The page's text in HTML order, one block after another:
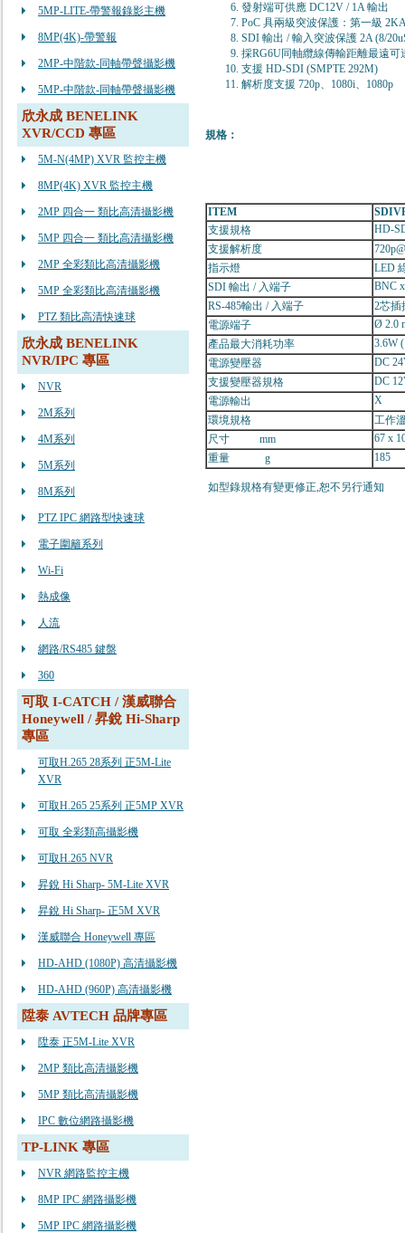
5MP-LITE-帶警報錄影主機
8MP(4K)-帶警報
2MP-中階款-同軸帶聲攝影機
5MP-中階款-同軸帶聲攝影機
欣永成 BENELINK
XVR/CCD 專區
5M-N(4MP) XVR 監控主機
8MP(4K) XVR 監控主機
2MP 四合一 類比高清攝影機
5MP 四合一 類比高清攝影機
2MP 全彩類比高清攝影機
5MP 全彩類比高清攝影機
PTZ 類比高清快速球
欣永成 BENELINK
NVR/IPC 專區
NVR
2M系列
4M系列
5M系列
8M系列
PTZ IPC 網路型快速球
電子圍籬系列
Wi-Fi
熱成像
人流
網路/RS485 鍵盤
360
可取 I-CATCH / 漢威聯合
Honeywell / 昇銳 Hi-Sharp
專區
可取H.265 28系列 正5M-Lite
XVR
可取H.265 25系列 正5MP XVR
可取 全彩類高攝影機
可取H.265 NVR
昇銳 Hi Sharp- 5M-Lite XVR
昇銳 Hi Sharp- 正5M XVR
漢威聯合 Honeywell 專區
HD-AHD (1080P) 高清攝影機
HD-AHD (960P) 高清攝影機
陞泰 AVTECH 品牌專區
陞泰 正5M-Lite XVR
2MP 類比高清攝影機
5MP 類比高清攝影機
IPC 數位網路攝影機
TP-LINK 專區
NVR 網路監控主機
8MP IPC 網路攝影機
5MP IPC 網路攝影機
發射端可供應 DC12V / 1A 輸出
PoC 具兩級突波保護：第一級
SDI 輸出 / 輸入突波保護 2A (8/
採RG6U同軸纜線傳輸距離最遠可
支援 HD-SDI (SMPTE 292M)
解析度支援 720p、1080i、1080p
規格：
ITEM
支援規格
HD-
支援解析度
指示燈
LED
SDI 輸出 / 入端子
BNC
RS-485輸出 / 入端子
2芯插
電源端子
Ø 2.0
產品最大消耗功率
3.6W
電源變壓器
DC
支援變壓器規格
DC
電源輸出
X
環境規格
工作
尺寸 mm
67 x
重量 g
185
如型錄規格有變更修正,恕不另行通知